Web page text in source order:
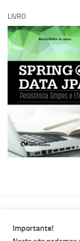
LIVRO
Importante!